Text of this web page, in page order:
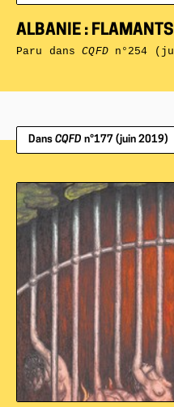
ALBANIE : FLAMANTS
Paru dansCQFDn°254
Dans CQFD n°177 (juin 2019)